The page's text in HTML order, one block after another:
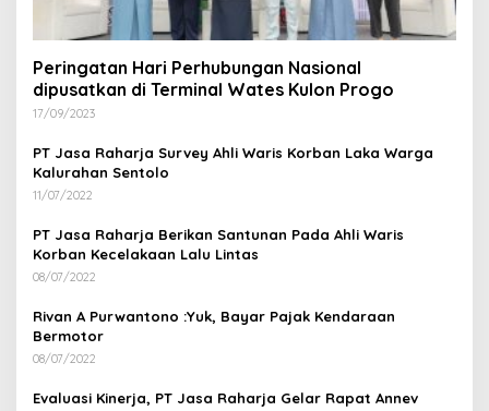
Peringatan Hari Perhubungan Nasional
dipusatkan di Terminal Wates Kulon Progo
17/09/2023
PT Jasa Raharja Survey Ahli Waris Korban Laka Warga
Kalurahan Sentolo
11/07/2022
PT Jasa Raharja Berikan Santunan Pada Ahli Waris
Korban Kecelakaan Lalu Lintas
08/07/2022
Rivan A Purwantono :Yuk, Bayar Pajak Kendaraan
Bermotor
08/07/2022
Evaluasi Kinerja, PT Jasa Raharja Gelar Rapat Annev